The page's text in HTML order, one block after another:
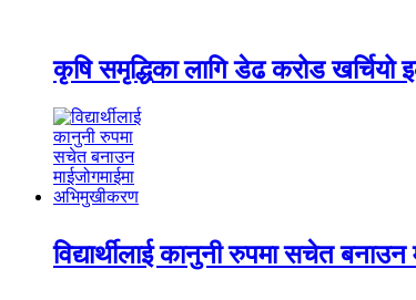
कृषि समृद्धिका लागि डेढ करोड खर्चियो
विद्यार्थीलाई कानुनी रुपमा सचेत